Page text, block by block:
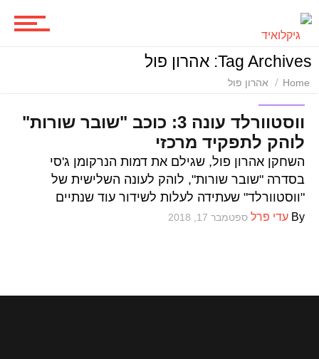
ביקורות סרטים
משחקים
ביקורות משחקים
Tag Archives: אהרון פול
Home אהרון פול
ווסטוורלד עונה 3: כוכב "שובר שורות"
לוהק לתפקיד מרכזי
השחקן אהרון פול, שגילם את דמות הנרקומן ג'סי
בסדרה "שובר שורות", לוהק לעונה השלישית של
"ווסטוורלד" שעתידה לעלות לשידור עוד שנתיים
By עדי פרל ספטמבר 17, 2018